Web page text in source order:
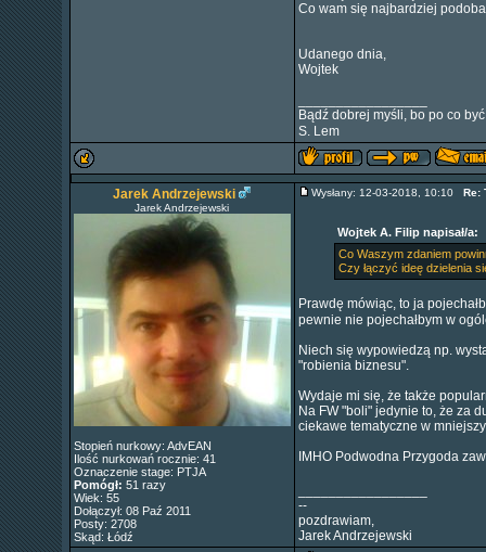
Co wam się najbardziej
Udanego dnia,
Wojtek
Bądź dobrej myśli, bo po co
S. Lem
Jarek Andrzejewski
Jarek Andrzejewski
Stopień nurkowy: AdvEAN
Ilość nurkowań rocznie: 41
Oznaczenie stage: PTJA
Pomógł: 51 razy
Wiek: 55
Dołączył: 08 Paź 2011
Posty: 2708
Skąd: Łódź
Wysłany: 12-03-2018, 10:10 Re:
Wojtek A. Filip napisał/a:
Co Waszym zdaniem
Czy łączyć ideę dzielenia
Prawdę mówiąc, to ja
pewnie nie pojechałbym w
Niech się wypowiedzą np.
"robienia biznesu".
Wydaje mi się, że także
Na FW "boli" jedynie to, że za
ciekawe tematyczne w
IMHO Podwodna Przygoda
--
pozdrawiam,
Jarek Andrzejewski